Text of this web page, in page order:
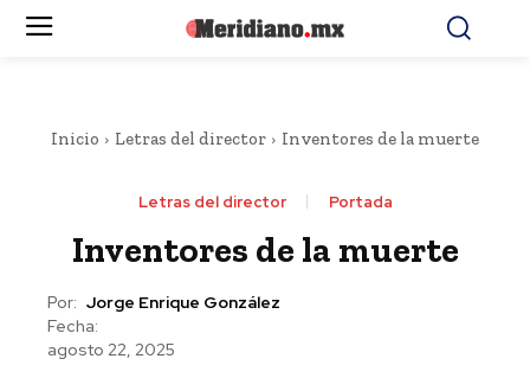
Inicio Letras del director Inventores de la muerte
Letras del director Portada
Inventores de la muerte
Por: Jorge Enrique González
Fecha:
agosto 22, 2025